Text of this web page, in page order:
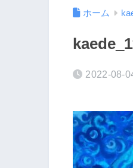
ホーム
2022-08-